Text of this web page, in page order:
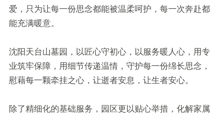
爱，只为让每一份思念都能被温柔呵护，每一次奔赴都
能充满暖意。
沈阳天台山墓园，以匠心守初心，以服务暖人心，用专
业筑牢保障，用细节传递温情，守护每一份绵长思念，
慰藉每一颗牵挂之心，让逝者安息，让生者安心。
除了精细化的基础服务，园区更以贴心举措，化解家属